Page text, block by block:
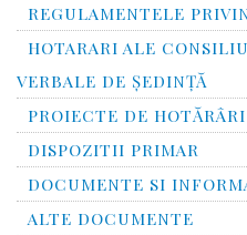
REGULAMENTELE
HOTARARI ALE
VERBALE DE ȘEDINȚĂ
PROIECTE DE HOTĂRÂRI
DISPOZITII PRIMAR
DOCUMENTE SI
ALTE DOCUMENTE